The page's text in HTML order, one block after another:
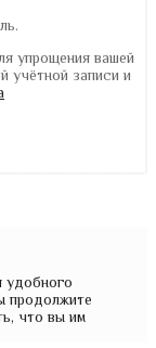
упрощения вашей
учётной записи и
удобного
продолжите
что вы им